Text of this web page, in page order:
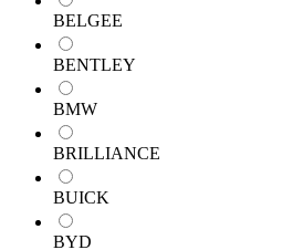
BELGEE
BENTLEY
BMW
BRILLIANCE
BUICK
BYD